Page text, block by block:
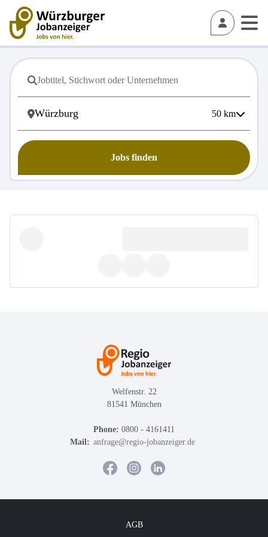
50 km
Jobs finden
Welfenstr. 22
81541 München
Phone: 0800 - 4161411
Mail: anfrage@regio-jobanzeiger.de
AGB